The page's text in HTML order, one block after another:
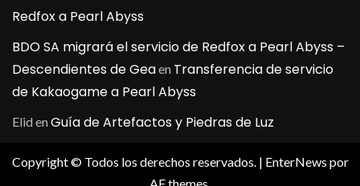
Redfox a Pearl Abyss
BDO SA migrará el servicio de Redfox a Pearl Abyss –
Descendientes de Geaen Transferencia de servicio
de Kakaogame a Pearl Abyss
ElidenGuía de Artefactos y Piedras de Luz
Copyright © Todos los derechos reservados. | EnterNews por